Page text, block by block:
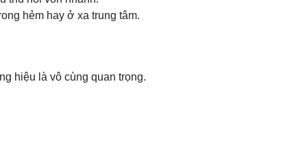
hẻm hay ở xa trung tâm.
hiệu là vô cùng quan trọng.